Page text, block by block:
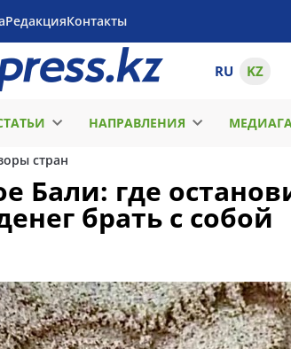
РедакцияКонтакты
RU KZ
НАПРАВЛЕНИЯ
стран
Бали: где
брать с собой